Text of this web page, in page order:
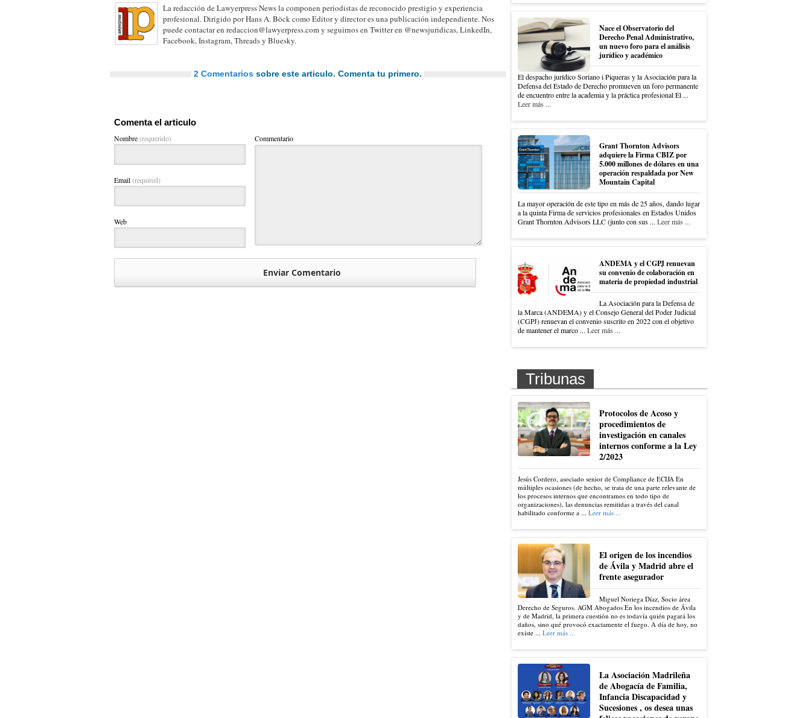
La redacción de Lawyerpress News la componen periodistas de reconocido prestigio y experiencia
profesional. Dirigido por Hans A. Böck como Editor y director es una publicación independiente. Nos
puede contactar en redaccion@lawyerpress.com y seguirnos en Twitter en @newsjuridicas, LinkedIn,
Facebook, Instagram, Threads y Bluesky.
2 Comentarios sobre este articulo. Comenta tu primero.
Comenta el articulo
Nombre(requerido)
Email(required)
Web
Commentario
Nace el Observatorio del
Derecho Penal Administrativo,
un nuevo foro para el análisis
jurídico y académico
El despacho jurídico Soriano i Piqueras y la Asociación para la
Defensa del Estado de Derecho promueven un foro permanente
de encuentro entre la academia y la práctica profesional El ...
Leer más ...
Grant Thornton Advisors
adquiere la Firma CBIZ por
5.000 millones de dólares en una
operación respaldada por New
Mountain Capital
La mayor operación de este tipo en más de 25 años, dando lugar
a la quinta Firma de servicios profesionales en Estados Unidos
Grant Thornton Advisors LLC (junto con sus ... Leer más ...
ANDEMA y el CGPJ renuevan
su convenio de colaboración en
materia de propiedad industrial
La Asociación para la Defensa de
la Marca (ANDEMA) y el Consejo General del Poder Judicial
(CGPJ) renuevan el convenio suscrito en 2022 con el objetivo
de mantener el marco ... Leer más ...
Tribunas
Protocolos de Acoso y
procedimientos de
investigación en canales
internos conforme a la Ley
2/2023
Jesús Cordero, asociado senior de Compliance de ECIJA En
múltiples ocasiones (de hecho, se trata de una parte relevante de
los procesos internos que encontramos en todo tipo de
organizaciones), las denuncias remitidas a través del canal
habilitado conforme a ... Leer más ...
El origen de los incendios
de Ávila y Madrid abre el
frente asegurador
Miguel Noriega Díaz, Socio área
Derecho de Seguros. AGM Abogados En los incendios de Ávila
y de Madrid, la primera cuestión no es todavía quién pagará los
daños, sino qué provocó exactamente el fuego. A día de hoy, no
existe ... Leer más ...
La Asociación Madrileña
de Abogacía de Familia,
Infancia Discapacidad y
Sucesiones , os desea unas